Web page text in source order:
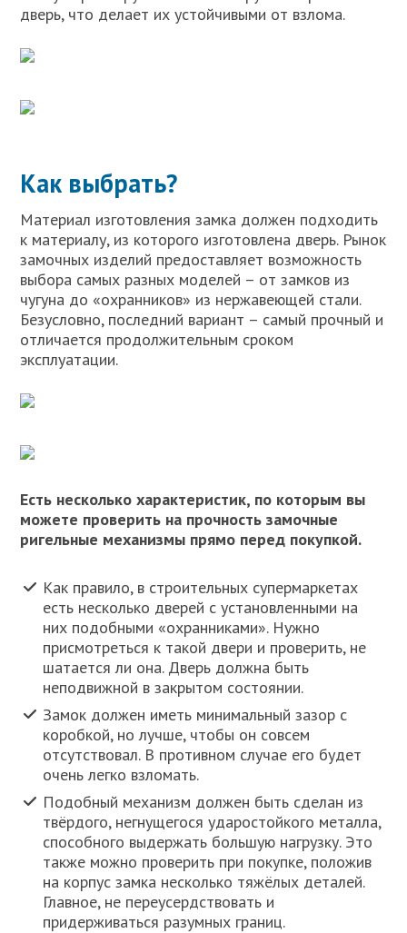
дверь, что делает их устойчивыми от взлома.
Как выбрать?
Материал изготовления замка должен подходить
к материалу, из которого изготовлена дверь. Рынок
замочных изделий предоставляет возможность
выбора самых разных моделей – от замков из
чугуна до «охранников» из нержавеющей стали.
Безусловно, последний вариант – самый прочный и
отличается продолжительным сроком
эксплуатации.
Есть несколько характеристик, по которым вы
можете проверить на прочность замочные
ригельные механизмы прямо перед покупкой.
Как правило, в строительных супермаркетах
есть несколько дверей с установленными на
них подобными «охранниками». Нужно
присмотреться к такой двери и проверить, не
шатается ли она. Дверь должна быть
неподвижной в закрытом состоянии.
Замок должен иметь минимальный зазор с
коробкой, но лучше, чтобы он совсем
отсутствовал. В противном случае его будет
очень легко взломать.
Подобный механизм должен быть сделан из
твёрдого, негнущегося ударостойкого металла,
способного выдержать большую нагрузку. Это
также можно проверить при покупке, положив
на корпус замка несколько тяжёлых деталей.
Главное, не переусердствовать и
придерживаться разумных границ.